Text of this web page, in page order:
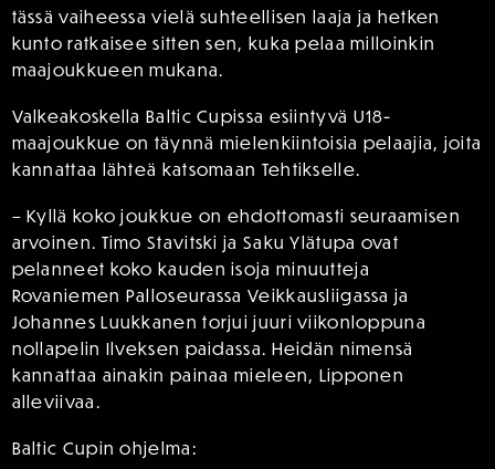
tässä vaiheessa vielä suhteellisen laaja ja hetken
kunto ratkaisee sitten sen, kuka pelaa milloinkin
maajoukkueen mukana.
Valkeakoskella Baltic Cupissa esiintyvä U18-
maajoukkue on täynnä mielenkiintoisia pelaajia, joita
kannattaa lähteä katsomaan Tehtikselle.
– Kyllä koko joukkue on ehdottomasti seuraamisen
arvoinen. Timo Stavitski ja Saku Ylätupa ovat
pelanneet koko kauden isoja minuutteja
Rovaniemen Palloseurassa Veikkausliigassa ja
Johannes Luukkanen torjui juuri viikonloppuna
nollapelin Ilveksen paidassa. Heidän nimensä
kannattaa ainakin painaa mieleen, Lipponen
alleviivaa.
Baltic Cupin ohjelma: